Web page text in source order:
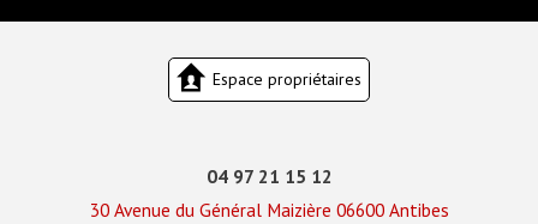
Espace propriétaires
04 97 21 15 12
30 Avenue du Général Maizière 06600 Antibes